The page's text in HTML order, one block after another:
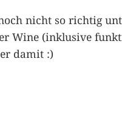
nicht so richtig
Wine (inklusive
damit :)